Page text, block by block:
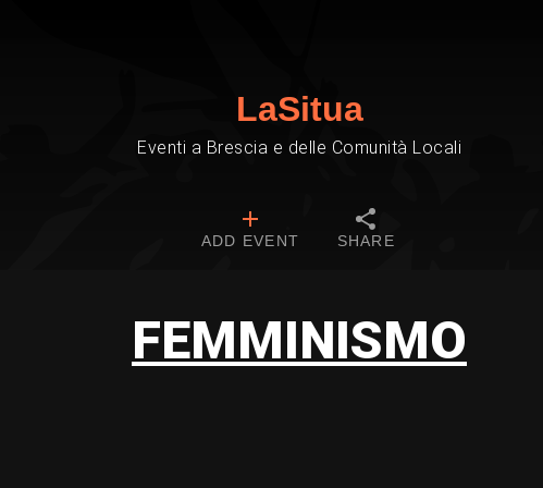
LaSitua
Eventi a Brescia e delle Comunità Locali
ADD EVENT SHARE
FEMMINISMO